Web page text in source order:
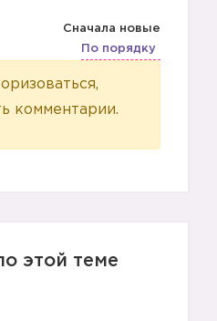
Сначала новые
По порядку
комментарии.
этой теме